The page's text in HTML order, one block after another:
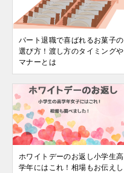
パート退職で喜ばれるお菓子の
選び方！渡し方のタイミングや
マナーとは
ホワイトデーのお返し小学生高
学年にはこれ！相場もお伝えし